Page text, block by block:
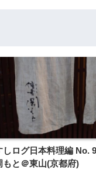
しログ日本料理編
もと＠東山(京都府)